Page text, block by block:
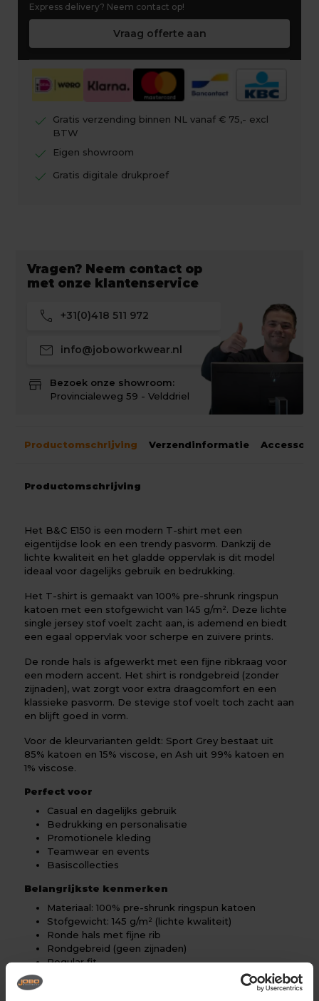
Express delivery? Neem contact op!
Vraag offerte aan
check
Gratis verzending binnen NL vanaf € 75,- excl
BTW
check Eigen showroom
check Gratis digitale drukproef
Vragen? Neem contact op
met onze klantenservice
call +31(0)418 511 972
mail info@joboworkwear.nl
store
Bezoek onze showroom:
Provincialeweg 59 - Velddriel
Productomschrijving Verzendinformatie
Productomschrijving
Het B&C E150 is een modern T-shirt met een
eigentijdse look en een trendy pasvorm. Dankzij de
lichte kwaliteit en het gladde oppervlak is dit model
ideaal voor dagelijks gebruik en bedrukking.
Het T-shirt is gemaakt van 100% pre-shrunk ringspun
katoen met een stofgewicht van 145 g/m². Deze lichte
single jersey stof voelt zacht aan, is ademend en biedt
een egaal oppervlak voor scherpe en zuivere prints.
De ronde hals is afgewerkt met een fijne ribkraag voor
een modern accent. Het shirt is rondgebreid (zonder
zijnaden), wat zorgt voor extra draagcomfort en een
klassieke pasvorm. De stevige stof voelt toch zacht aan
en blijft goed in vorm.
Voor de kleurvarianten geldt: Sport Grey bestaat uit
85% katoen en 15% viscose, en Ash uit 99% katoen en
1% viscose.
Perfect voor
Casual en dagelijks gebruik
Bedrukking en personalisatie
Promotionele kleding
Teamwear en events
Basiscollecties
Belangrijkste kenmerken
Materiaal: 100% pre-shrunk ringspun katoen
Stofgewicht: 145 g/m² (lichte kwaliteit)
Ronde hals met fijne rib
Rondgebreid (geen zijnaden)
Regular fit